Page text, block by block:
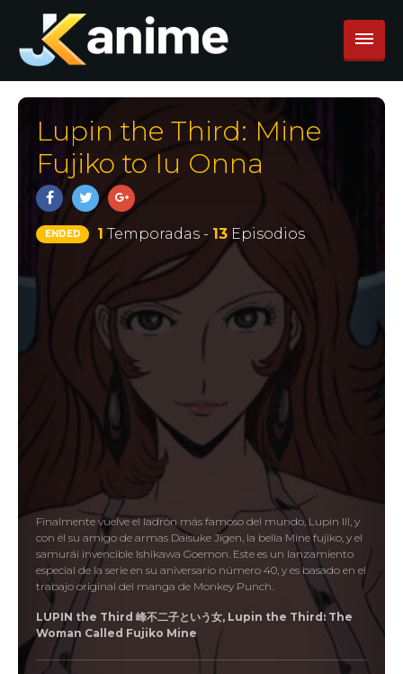
Lupin the Third: Mine
Fujiko to Iu Onna
ENDED 1 Temporadas - 13Episodios
Finalmente vuelve el ladrón más famoso del mundo, Lupin III, y
con él su amigo de armas Daisuke Jigen, la bella Mine fujiko, y el
samurái invencible Ishikawa Goemon. Este es un lanzamiento
especial de la serie en su aniversario número 40, y es basado en el
trabajo original del manga de Monkey Punch.
LUPIN the Third 峰不二子という女, Lupin the Third: The
Woman Called Fujiko Mine